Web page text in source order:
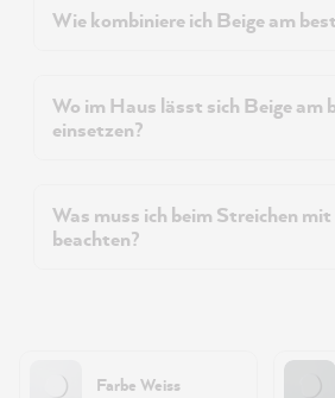
Wie kombiniere ich Beige am
Wo im Haus lässt sich Beige am
einsetzen?
Was muss ich beim Streichen
beachten?
Farbe Weiss